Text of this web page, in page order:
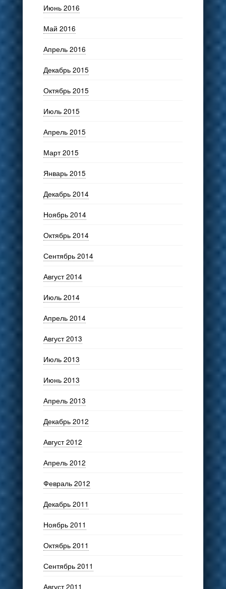
Июнь 2016
Май 2016
Апрель 2016
Декабрь 2015
Октябрь 2015
Июль 2015
Апрель 2015
Март 2015
Январь 2015
Декабрь 2014
Ноябрь 2014
Октябрь 2014
Сентябрь 2014
Август 2014
Июль 2014
Апрель 2014
Август 2013
Июль 2013
Июнь 2013
Апрель 2013
Декабрь 2012
Август 2012
Апрель 2012
Февраль 2012
Декабрь 2011
Ноябрь 2011
Октябрь 2011
Сентябрь 2011
Август 2011